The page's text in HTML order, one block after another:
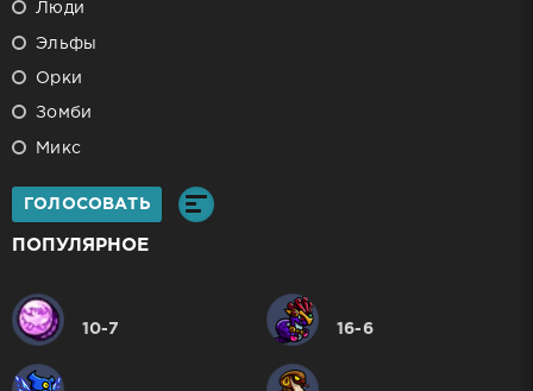
Люди
Эльфы
Орки
Зомби
Микс
ГОЛОСОВАТЬ
ПОПУЛЯРНОЕ
10-7 16-6